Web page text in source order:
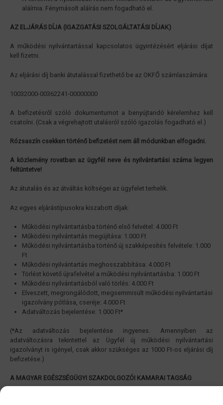
aláírnia. Fénymásolt aláírás nem fogadható el.
AZ ELJÁRÁS DÍJA (IGAZGATÁSI SZOLGÁLTATÁSI DÍJAK)
A működési nyilvántartással kapcsolatos ügyintézésért eljárási díjat
kell fizetni.
Az eljárási díj banki átutalással fizethető be az OKFŐ számlaszámára:
10032000-00362241-00000000
A befizetésről szóló dokumentumot a benyújtandó kérelemhez kell
csatolni. (Csak a végrehajtott utalásról szóló igazolás fogadható el.)
Rózsaszín csekken történő befizetést nem áll módunkban elfogadni.
A közlemény rovatban az ügyfél neve és nyilvántartási száma legyen
feltüntetve!
Az átutalás és az átváltás költségei az ügyfelet terhelik.
Az egyes eljárástípusokra kiszabott díjak:
Működési nyilvántartásba történő első felvétel: 4.000 Ft
Működési nyilvántartás megújítása: 1.000 Ft
Működési nyilvántartásba történő új szakképesítés felvétele: 1.000
Ft
Működési nyilvántartás meghosszabbítása: 4.000 Ft
Törlést követő újrafelvétel a működési nyilvántartásba: 1.000 Ft
Működési nyilvántartásból való törlés: 4.000 Ft
Elveszett, megrongálódott, megsemmisült működési nyilvántartási
igazolvány pótlása, cseréje: 4.000 Ft
Adatváltozás bejelentése: 1.000 Ft*
(*Az adatváltozás bejelentése ingyenes. Amennyiben az
adatváltozásra tekintettel az Ügyfél új működési nyilvántartási
igazolványt is igényel, csak akkor szükséges az 1000 Ft-os eljárási díj
befizetése.)
A MAGYAR EGÉSZSÉGÜGYI SZAKDOLGOZÓI KAMARAI TAGSÁG